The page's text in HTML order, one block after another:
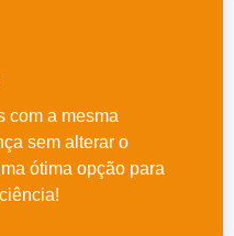
com a mesma
sem alterar o
ótima opção para